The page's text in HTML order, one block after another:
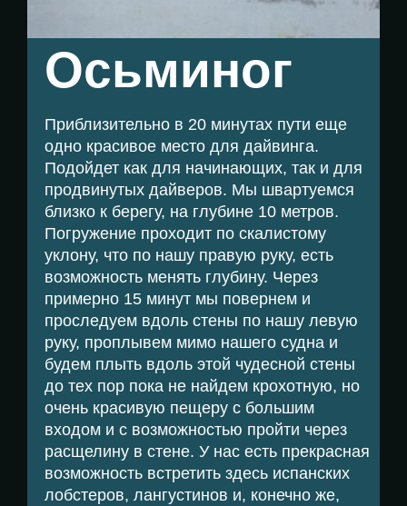
Осьминог
Приблизительно в 20 минутах пути еще
одно красивое место для дайвинга.
Подойдет как для начинающих, так и для
продвинутых дайверов. Мы швартуемся
близко к берегу, на глубине 10 метров.
Погружение проходит по скалистому
уклону, что по нашу правую руку, есть
возможность менять глубину. Через
примерно 15 минут мы повернем и
проследуем вдоль стены по нашу левую
руку, проплывем мимо нашего судна и
будем плыть вдоль этой чудесной стены
до тех пор пока не найдем крохотную, но
очень красивую пещеру с большим
входом и с возможностью пройти через
расщелину в стене. У нас есть прекрасная
возможность встретить здесь испанских
лобстеров, лангустинов и, конечно же,